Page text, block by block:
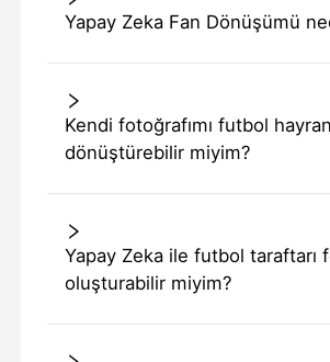
Yapay Zeka Fan Dönüşümü
Kendi fotoğrafımı futbol
dönüştürebilir miyim?
Yapay Zeka ile futbol taraftarı
oluşturabilir miyim?